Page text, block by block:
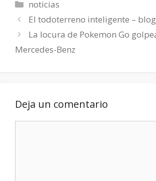
Categorías
noticias
El todoterreno inteligente –
La locura de Pokemon Go
Mercedes-Benz
Deja un comentario